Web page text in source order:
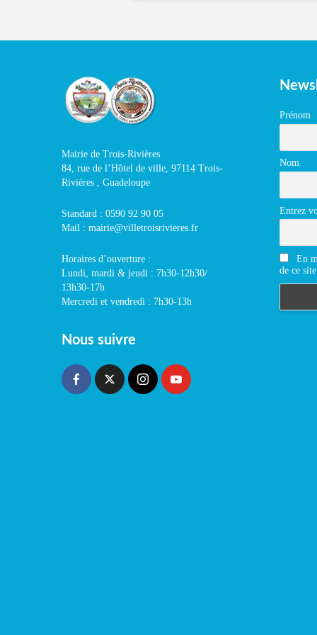
Mairie de Trois-Rivières
84, rue de l’Hôtel de ville, 97114 Trois-
Rivières , Guadeloupe
Standard : 0590 92 90 05
Mail : mairie@villetroisrivieres.fr
Horaires d’ouverture :
Lundi, mardi & jeudi : 7h30-12h30/
13h30-17h
Mercredi et vendredi : 7h30-13h
Nous suivre
Prénom
Nom
Entrez
En
de ce site